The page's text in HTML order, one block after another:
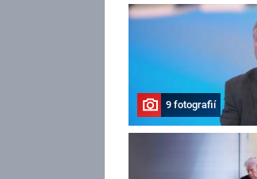
9 fotografií